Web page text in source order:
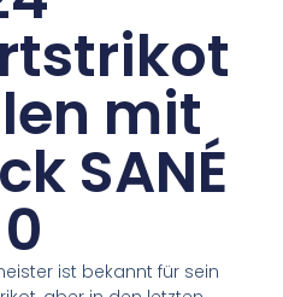
mit
SANÉ
ist bekannt für sein